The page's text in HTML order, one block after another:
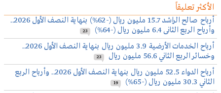
الأكثر تعليقاً
أرباح صالح الراشد 15.7 مليون ريال (-62%) بنهاية النصف الأول 2026..
وأرباح الربع الثانى 6.4 مليون ريال (-64%)
23
أرباح الخدمات الأرضية 3.9 مليون ريال بنهاية النصف الأول 2026..
وخسائر الربع الثاني 56.6 مليون ريال
23
أرباح الدواء 52.5 مليون ريال بنهاية النصف الأول 2026.. وأرباح الربع
الثاني 30.3 مليون ريال (-65%)
19